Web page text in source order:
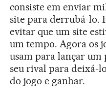
consiste em enviar
site para derrubá-lo.
evitar que um site
um tempo. Agora os
usam para lançar um
seu rival para deixá-
do jogo e ganhar.